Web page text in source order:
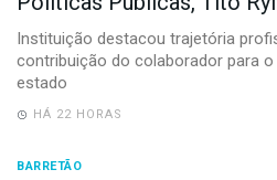
Sistemas
Instituição destacou trajetória
contribuição do colaborador para
estado
HÁ 22 HORAS
BARRETÃO